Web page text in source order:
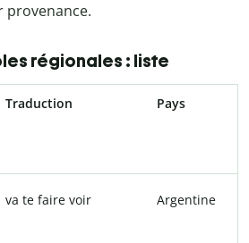
provenance.
régionales : liste
Traduction Pays
va te faire voir Argentine